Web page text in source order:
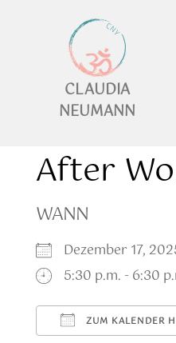
CLAUDIA
NEUMANN
After
WANN
Dezember 17,
5:30 p.m. - 6:30
ZUM KALENDER